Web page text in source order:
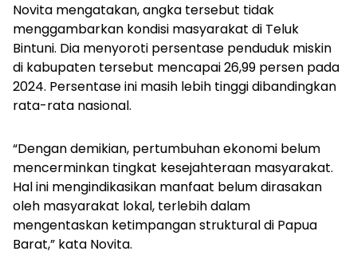
Novita mengatakan, angka tersebut tidak
menggambarkan kondisi masyarakat di Teluk
Bintuni. Dia menyoroti persentase penduduk miskin
di kabupaten tersebut mencapai26,99 persen pada
2024. Persentase ini masih lebih tinggi dibandingkan
rata-rata nasional.
“Dengan demikian, pertumbuhan ekonomi belum
mencerminkan tingkat kesejahteraan masyarakat.
Hal ini mengindikasikan manfaat belum dirasakan
oleh masyarakat lokal, terlebih dalam
mengentaskan ketimpangan struktural di Papua
Barat,” kata Novita.